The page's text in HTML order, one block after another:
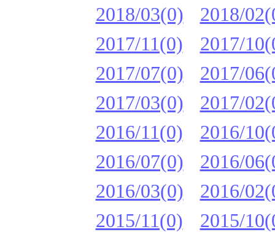
2018/03(0)
2018/
2017/11(0)
2017/
2017/07(0)
2017/
2017/03(0)
2017/
2016/11(0)
2016/
2016/07(0)
2016/
2016/03(0)
2016/
2015/11(0)
2015/